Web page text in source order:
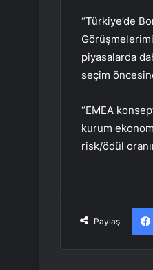
“Türkiye’de
piyasalarda
seçim
“EMEA
kurum
risk/ödül
Paylaş